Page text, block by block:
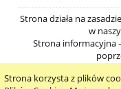
Strona korzysta z plików
Strona działa na
w
Strona informacyjna